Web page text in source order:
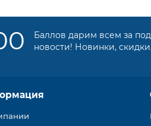
Баллов дарим всем за
новости! Новинки,